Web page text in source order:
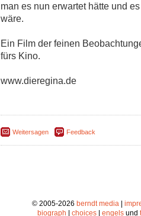
man es nun erwartet hätte und
wäre.
Ein Film der feinen
fürs Kino.
www.dieregina.de
Weitersagen Feedback
© 2005-2026 berndt media |
biograph | choices | engels und